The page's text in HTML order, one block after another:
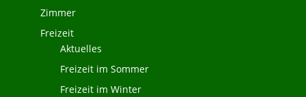
Zimmer
Freizeit
Aktuelles
Freizeit im Sommer
Freizeit im Winter